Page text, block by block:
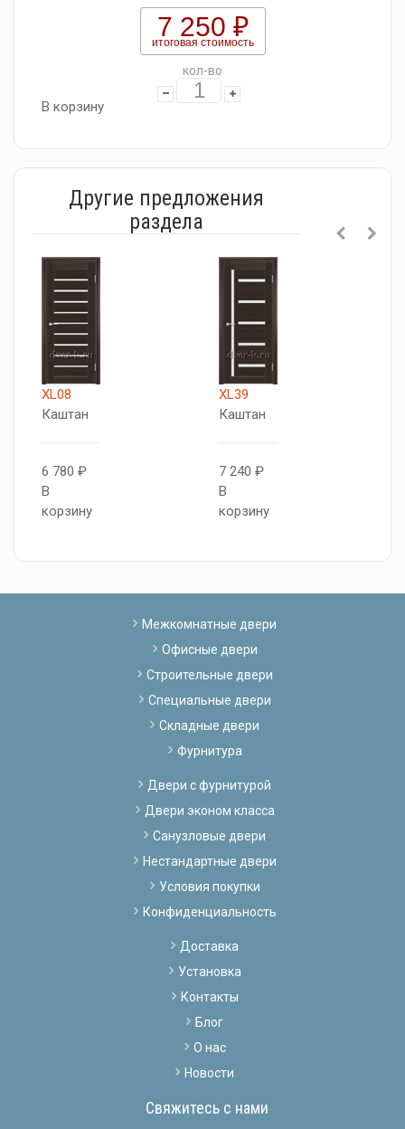
7 250 ₽
итоговая стоимость
кол-во
В корзину
Другие предложения
раздела
XL08
Каштан
6 780 ₽
В
корзину
XL39
Каштан
7 240 ₽
В
корзину
Межкомнатные двери
Офисные двери
Строительные двери
Специальные двери
Складные двери
Фурнитура
Двери с фурнитурой
Двери эконом класса
Санузловые двери
Нестандартные двери
Условия покупки
Конфиденциальность
Доставка
Установка
Контакты
Блог
О нас
Новости
Свяжитесь с нами